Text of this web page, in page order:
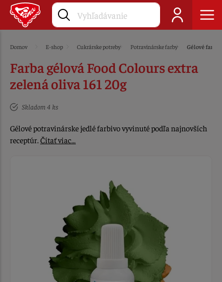
Domov E-shop Cukrárske potreby Potravinárske farby Gélové farby
Farba gélová Food Colours extra
zelená oliva 161 20g
Skladom 4 ks
Gélové potravinárske jedlé farbivo vyvinuté podľa najnovších
receptúr.Čítať viac…